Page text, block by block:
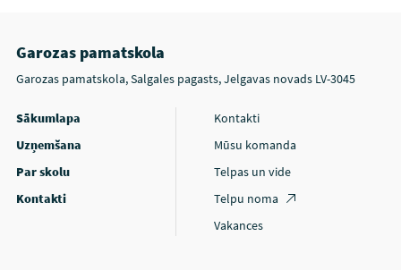
Garozas pamatskola
Garozas pamatskola, Salgales pagasts, Jelgavas novads LV-3045
Sākumlapa
Uzņemšana
Par skolu
Kontakti
Kontakti
Mūsu komanda
Telpas un vide
Telpu noma
Vakances